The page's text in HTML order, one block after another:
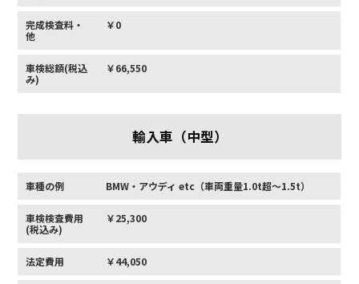
完成検査料・
他
￥0
車検総額(税込
み)
￥66,550
輸入車（中型）
車種の例 BMW・アウディ etc（車両重量1.0t超〜1.5t）
車検検査費用
(税込み)
￥25,300
法定費用 ￥44,050